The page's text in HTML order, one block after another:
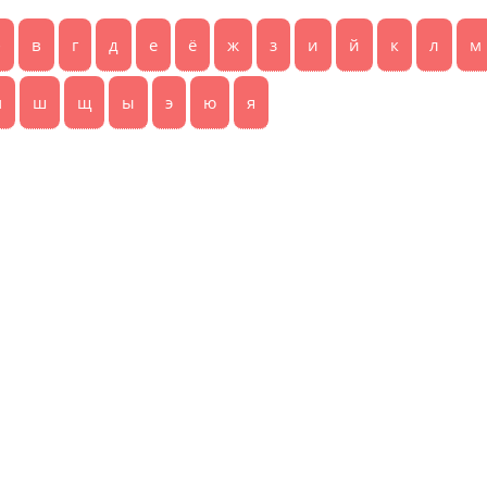
в г д е ё ж з и й к л м
ш щ ы э ю я